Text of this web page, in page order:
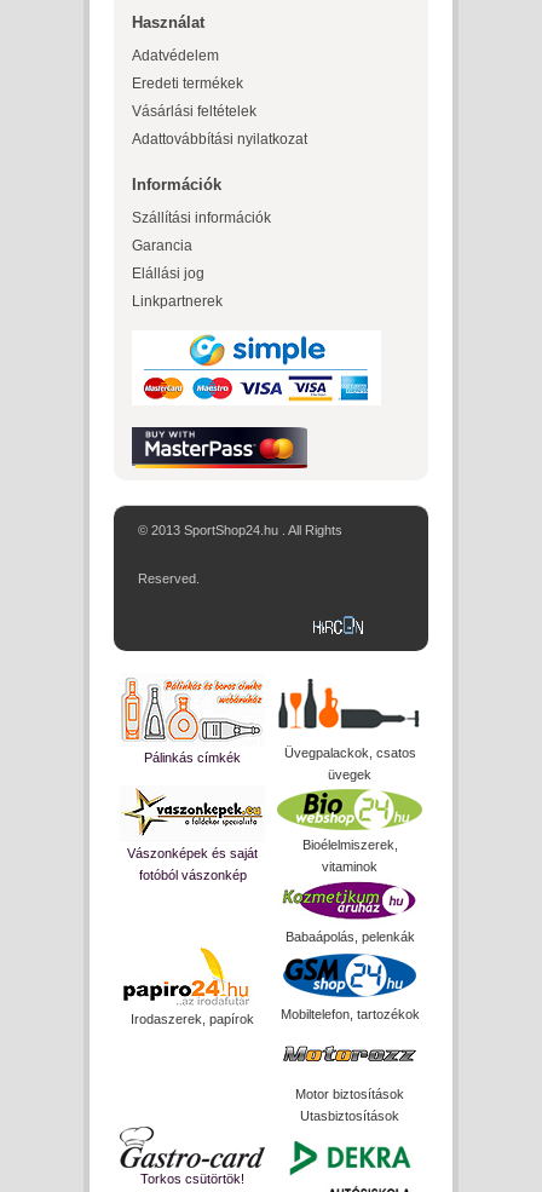
Használat
Adatvédelem
Eredeti termékek
Vásárlási feltételek
Adattovábbítási nyilatkozat
Információk
Szállítási információk
Garancia
Elállási jog
Linkpartnerek
© 2013 SportShop24.hu . All Rights
Reserved.
Pálinkás címkék
Üvegpalackok, csatos
üvegek
Vászonképek és saját
fotóból vászonkép
Bioélelmiszerek,
vitaminok
Babaápolás, pelenkák
Irodaszerek, papírok Mobiltelefon, tartozékok
Motor biztosítások
Utasbiztosítások
Torkos csütörtök!